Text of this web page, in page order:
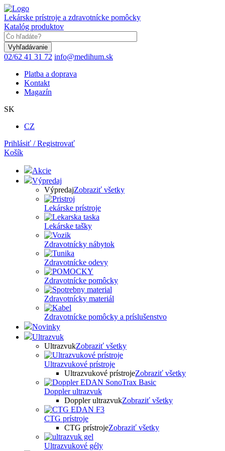
Skočiť
na
hlavný
obsah
Lekárske prístroje a zdravotnícke pomôcky
Katalóg produktov
02/62 41 31 72 info@medihum.sk
Platba a doprava
Kontakt
Magazín
SK
CZ
Prihlásiť / Registrovať
Košík
Akcie
Výpredaj
VýpredajZobraziť všetky
Lekárske prístroje
Lekárske tašky
Zdravotnícky nábytok
Zdravotnícke odevy
Zdravotnícke pomôcky
Zdravotnícky materiál
Zdravotnícke pomôcky a príslušenstvo
Novinky
Ultrazvuk
UltrazvukZobraziť všetky
Ultrazvukové prístroje
Ultrazvukové prístrojeZobraziť všetky
Doppler ultrazvuk
Doppler ultrazvukZobraziť všetky
CTG prístroje
CTG prístrojeZobraziť všetky
Ultrazvukové gély